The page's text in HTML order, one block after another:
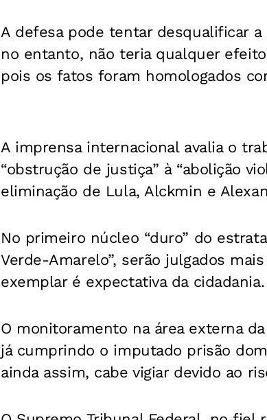
A defesa pode tentar desqualificar
no entanto, não teria qualquer
pois os fatos foram homologados
A imprensa internacional avalia o
“obstrução de justiça” à “abolição
eliminação de Lula, Alckmin e
No primeiro núcleo “duro” do
Verde-Amarelo”, serão julgados
exemplar é expectativa da cidadania.
O monitoramento na área externa
já cumprindo o imputado prisão
ainda assim, cabe vigiar devido ao